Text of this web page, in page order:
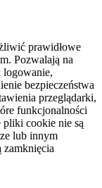
prawidłowe
Pozwalają na
logowanie,
bezpieczeństwa
przeglądarki,
funkcjonalności
pliki cookie nie są
lub innym
zamknięcia